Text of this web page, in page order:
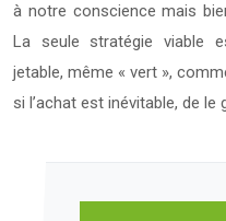
à notre conscience mais
La seule stratégie viable
jetable, même « vert »,
si l’achat est inévitable, de le